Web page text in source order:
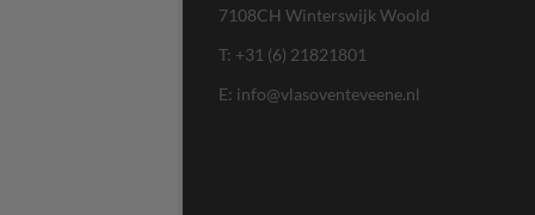
7108CH Winterswijk Woold
T: +31 (6) 21821801
E: info@vlasoventeveene.nl